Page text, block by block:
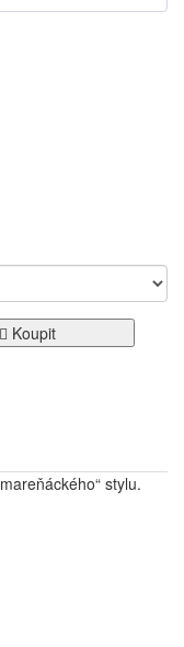
Koupit
stylu.